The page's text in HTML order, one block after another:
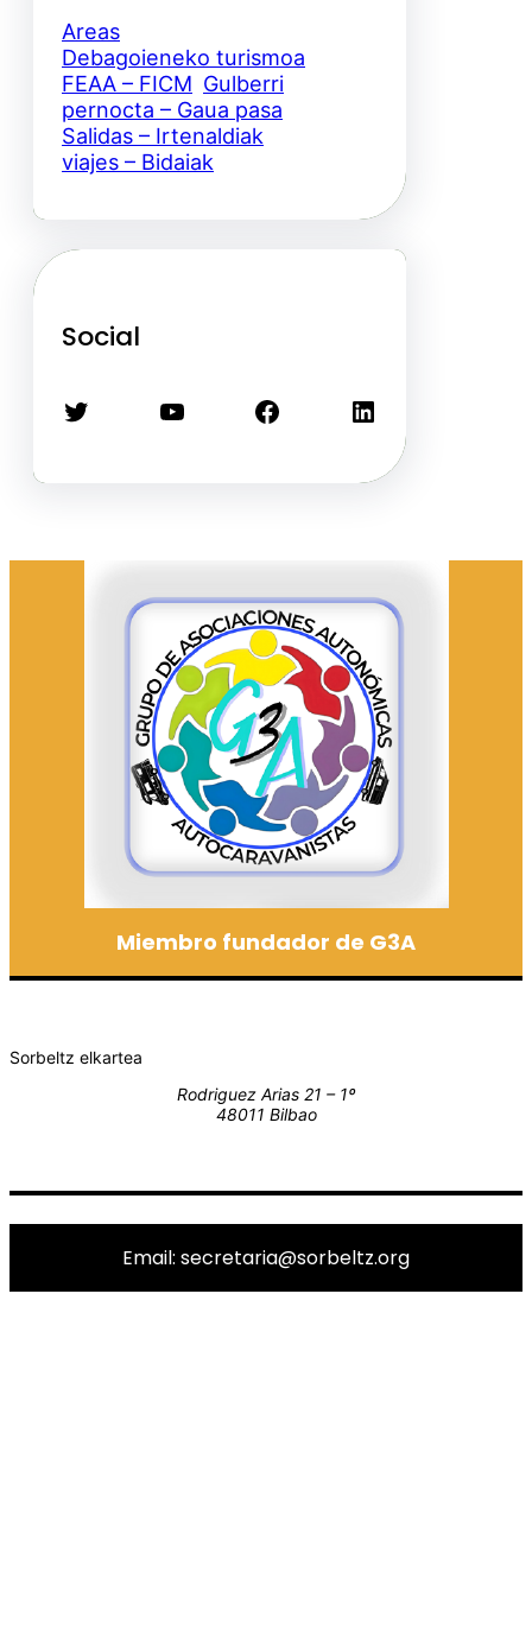
Areas
Debagoieneko turismoa
FEAA – FICM Gulberri
pernocta – Gaua pasa
Salidas – Irtenaldiak
viajes – Bidaiak
Social
Twitter YouTube Facebook LinkedIn
Miembro fundador de G3A
Sorbeltz elkartea
Rodriguez Arias 21 – 1º
48011 Bilbao
Email: secretaria@sorbeltz.org